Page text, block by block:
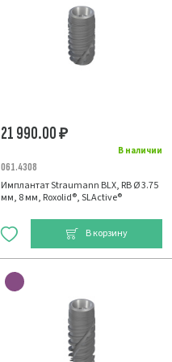
В наличии
21 990.00₽
061.4308
Имплантат Straumann BLX, RB Ø 3.75
мм, 8 мм, Roxolid®, SLActive®
В корзину